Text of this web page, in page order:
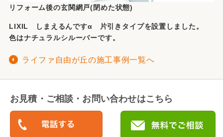
リフォーム後の玄関網戸(閉めた状態)
LIXIL しまえるんですα 片引きタイプを設置しました。
色はナチュラルシルーバーです。
ライファ自由が丘の施工事例一覧へ
お見積・ご相談・お問い合わせはこちら